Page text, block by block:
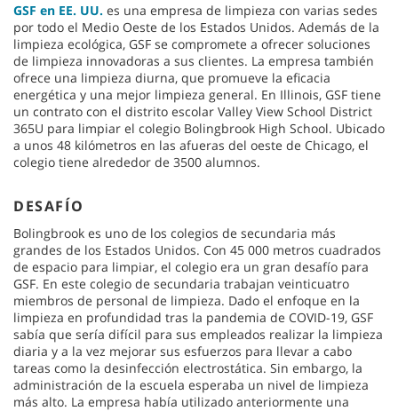
GSF en EE. UU. es una empresa de limpieza con varias sedes
por todo el Medio Oeste de los Estados Unidos. Además de la
limpieza ecológica, GSF se compromete a ofrecer soluciones
de limpieza innovadoras a sus clientes. La empresa también
ofrece una limpieza diurna, que promueve la eficacia
energética y una mejor limpieza general. En Illinois, GSF tiene
un contrato con el distrito escolar Valley View School District
365U para limpiar el colegio Bolingbrook High School. Ubicado
a unos 48 kilómetros en las afueras del oeste de Chicago, el
colegio tiene alrededor de 3500 alumnos.
DESAFÍO
Bolingbrook es uno de los colegios de secundaria más
grandes de los Estados Unidos. Con 45 000 metros cuadrados
de espacio para limpiar, el colegio era un gran desafío para
GSF. En este colegio de secundaria trabajan veinticuatro
miembros de personal de limpieza. Dado el enfoque en la
limpieza en profundidad tras la pandemia de COVID-19, GSF
sabía que sería difícil para sus empleados realizar la limpieza
diaria y a la vez mejorar sus esfuerzos para llevar a cabo
tareas como la desinfección electrostática. Sin embargo, la
administración de la escuela esperaba un nivel de limpieza
más alto. La empresa había utilizado anteriormente una